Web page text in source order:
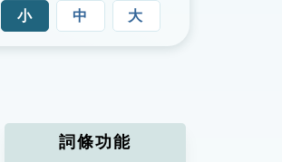
小 中 大
詞條功能